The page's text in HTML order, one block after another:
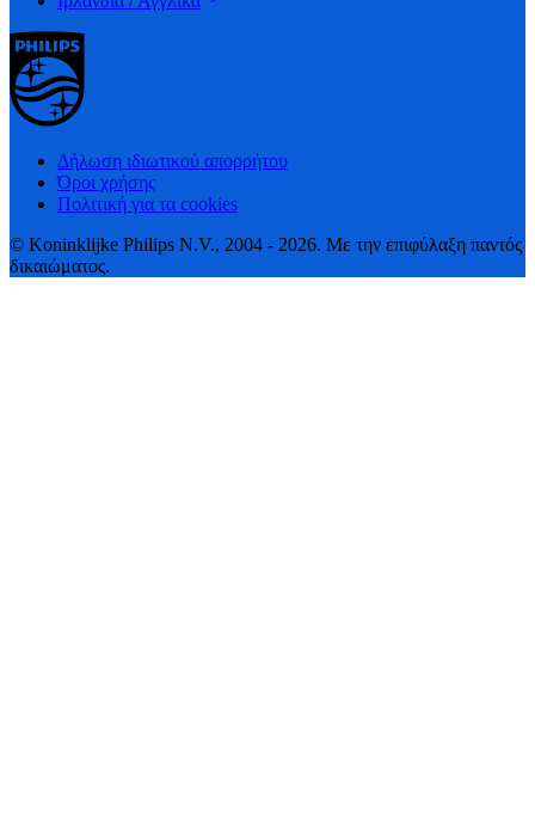
Δήλωση ιδιωτικού απορρήτου
Όροι χρήσης
Πολιτική για τα cookies
© Koninklijke Philips N.V., 2004 - 2026. Με την επιφύλαξη παντός
δικαιώματος.